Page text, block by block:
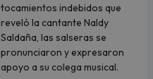
tocamientos indebidos que
reveló la cantante Naldy
Saldaña, las salseras se
pronunciaron y expresaron
apoyo a su colega musical.